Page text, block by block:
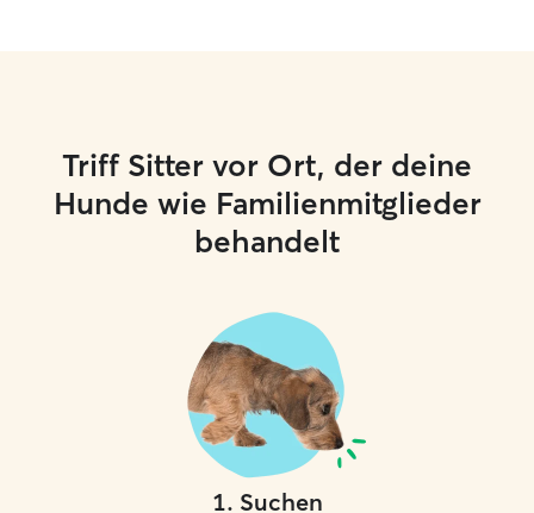
Triff Sitter vor Ort, der deine
Hunde wie Familienmitglieder
behandelt
1. Suchen